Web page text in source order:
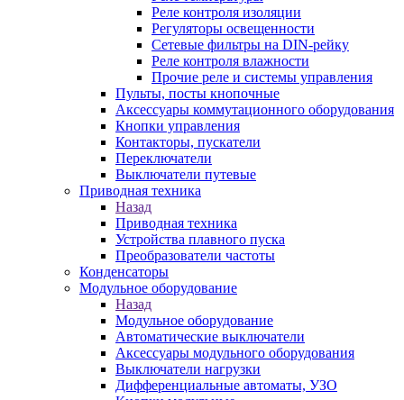
Реле контроля изоляции
Регуляторы освещенности
Сетевые фильтры на DIN-рейку
Реле контроля влажности
Прочие реле и системы управления
Пульты, посты кнопочные
Аксессуары коммутационного оборудования
Кнопки управления
Контакторы, пускатели
Переключатели
Выключатели путевые
Приводная техника
Назад
Приводная техника
Устройства плавного пуска
Преобразователи частоты
Конденсаторы
Модульное оборудование
Назад
Модульное оборудование
Автоматические выключатели
Аксессуары модульного оборудования
Выключатели нагрузки
Дифференциальные автоматы, УЗО